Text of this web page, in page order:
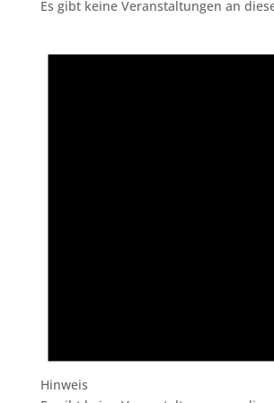
Es gibt keine Veranstaltungen an
Hinweis